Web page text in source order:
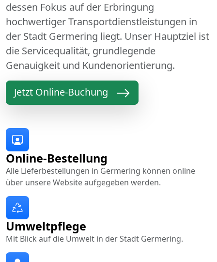
dessen Fokus auf der Erbringung
hochwertiger Transportdienstleistungen in
der Stadt Germering liegt. Unser Hauptziel ist
die Servicequalität, grundlegende
Genauigkeit und Kundenorientierung.
Jetzt Online-Buchung
Online-Bestellung
Alle Lieferbestellungen in Germering können online
über unsere Website aufgegeben werden.
Umweltpflege
Mit Blick auf die Umwelt in der Stadt Germering.